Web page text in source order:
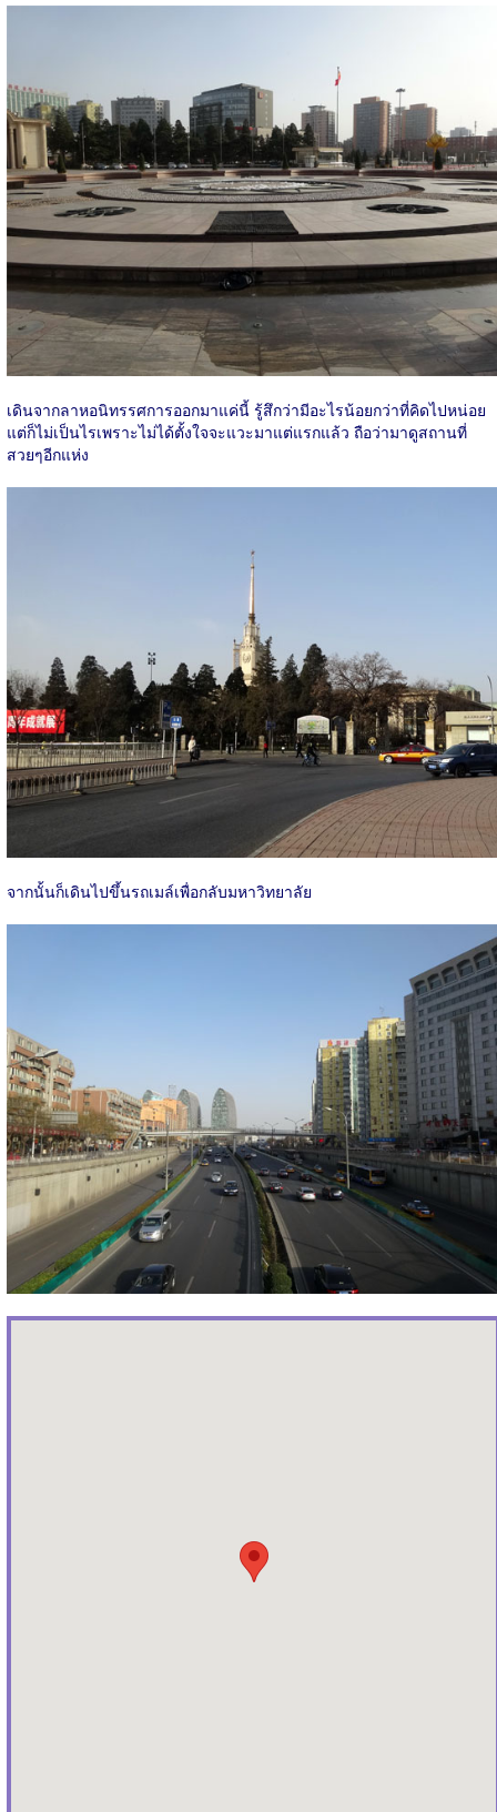
เดินจากลาหอนิทรรศการออกมาแค่นี้ รู้สึกว่ามีอะไรน้อยกว่าที่คิดไปหน่อย
แต่ก็ไม่เป็นไรเพราะไม่ได้ตั้งใจจะแวะมาแต่แรกแล้ว ถือว่ามาดูสถานที่
สวยๆอีกแห่ง
จากนั้นก็เดินไปขึ้นรถเมล์เพื่อกลับมหาวิทยาลัย